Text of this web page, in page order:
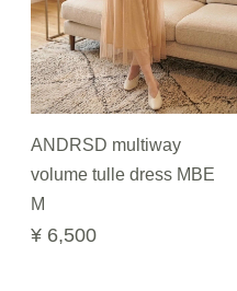
ANDRSD multiway
volume tulle dress MBE
M
¥ 6,500